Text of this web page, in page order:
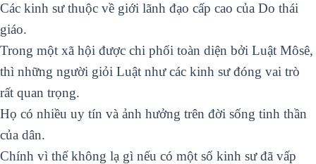
Các kinh sư thuộc về giới lãnh đạo cấp cao của Do thái
giáo.
Trong một xã hội được chi phối toàn diện bởi Luật Môsê,
thì những người giỏi Luật như các kinh sư đóng vai trò
rất quan trọng.
Họ có nhiều uy tín và ảnh hưởng trên đời sống tinh thần
của dân.
Chính vì thế không lạ gì nếu có một số kinh sư đã vấp